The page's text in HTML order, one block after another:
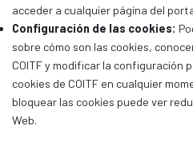
acceder a cualquier página del
Configuración de las cookies:
sobre cómo son las cookies,
COITF y modificar la configuración
cookies de COITF en cualquier
bloquear las cookies puede ver
Web.